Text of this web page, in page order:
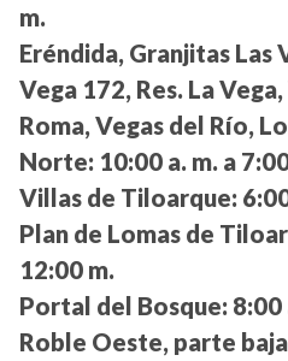
m.
Eréndida, Granjitas Las
Vega 172, Res. La
Roma, Vegas del Río,
Norte: 10:00 a. m. a
Villas de Tiloarque:
Plan de Lomas de
12:00 m.
Portal del Bosque: 8:00
Roble Oeste, parte